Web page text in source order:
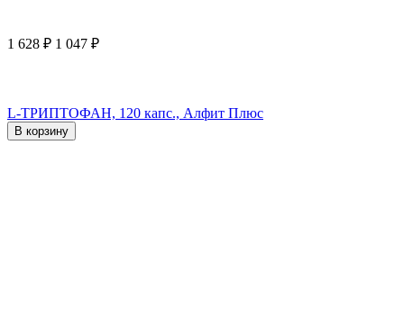
1 628 ₽ 1 047 ₽
L-ТРИПТОФАН, 120 капс., Алфит Плюс
В корзину